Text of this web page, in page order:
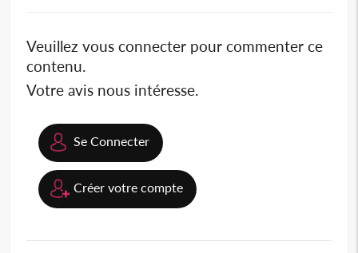
Veuillez vous connecter pour commenter ce
contenu.
Votre avis nous intéresse.
Se Connecter
Créer votre compte